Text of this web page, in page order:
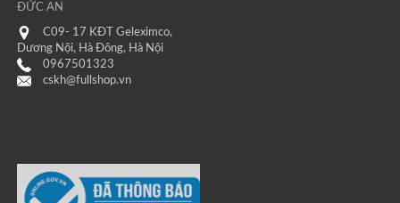
ĐỨC AN
C09- 17 KĐT Geleximco,
Dương Nội, Hà Đông, Hà Nội
0967501323
cskh@fullshop.vn